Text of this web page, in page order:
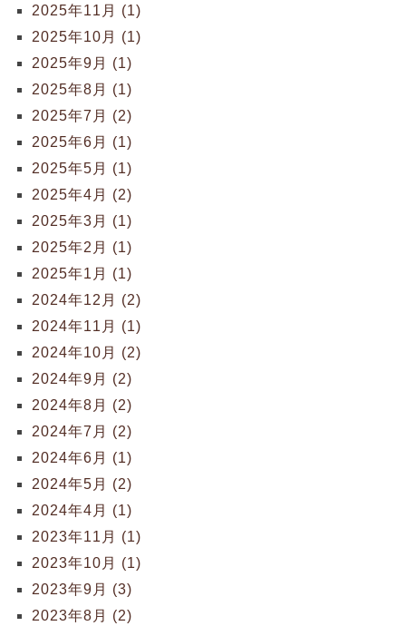
2025年11月 (1)
2025年10月 (1)
2025年9月 (1)
2025年8月 (1)
2025年7月 (2)
2025年6月 (1)
2025年5月 (1)
2025年4月 (2)
2025年3月 (1)
2025年2月 (1)
2025年1月 (1)
2024年12月 (2)
2024年11月 (1)
2024年10月 (2)
2024年9月 (2)
2024年8月 (2)
2024年7月 (2)
2024年6月 (1)
2024年5月 (2)
2024年4月 (1)
2023年11月 (1)
2023年10月 (1)
2023年9月 (3)
2023年8月 (2)